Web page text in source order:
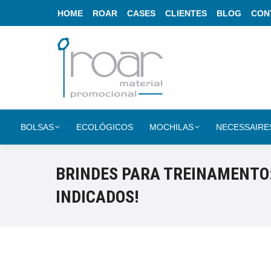
HOME ROAR CASES CLIENTES BLOG
BOLSAS ECOLÓGICOS MOCHILAS
BRINDES PARA
INDICADOS!